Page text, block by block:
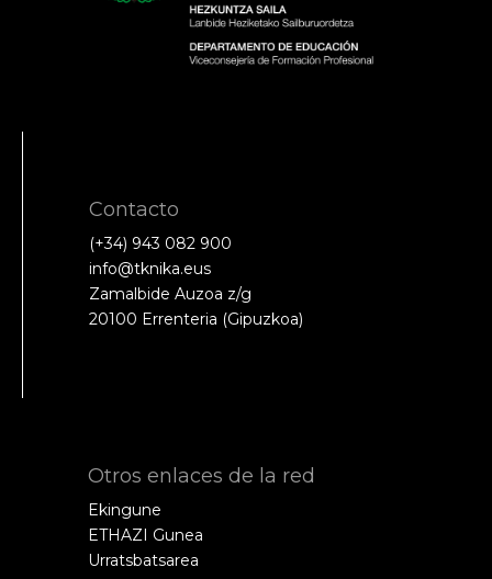
Contacto
(+34) 943 082 900
info@tknika.eus
Zamalbide Auzoa z/g
20100 Errenteria (Gipuzkoa)
Otros enlaces de la red
Ekingune
ETHAZI Gunea
Urratsbatsarea